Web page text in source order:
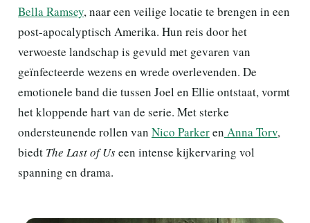
Bella Ramsey, naar een veilige locatie te brengen in een
post-apocalyptisch Amerika. Hun reis door het
verwoeste landschap is gevuld met gevaren van
geïnfecteerde wezens en wrede overlevenden. De
emotionele band die tussen Joel en Ellie ontstaat, vormt
het kloppende hart van de serie. Met sterke
ondersteunende rollen van Nico Parkeren Anna Torv,
biedt The Last of Useen intense kijkervaring vol
spanning en drama.